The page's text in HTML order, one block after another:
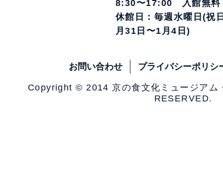
8:30〜17:00 入館無料
休館日：毎週水曜日(祝
月31日〜1月4日)
お問い合わせ プライバシーポリシ
Copyright © 2014 京の食文化ミュージア
RESERVED.